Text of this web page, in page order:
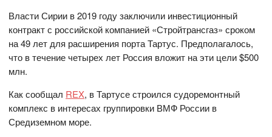
Власти Сирии в 2019 году заключили инвестиционный
контракт с российской компанией «Стройтрансгаз» сроком
на 49 лет для расширения порта Тартус. Предполагалось,
что в течение четырех лет Россия вложит на эти цели $500
млн.
Как сообщал REX, в Тартусе строился судоремонтный
комплекс в интересах группировки ВМФ России в
Средиземном море.